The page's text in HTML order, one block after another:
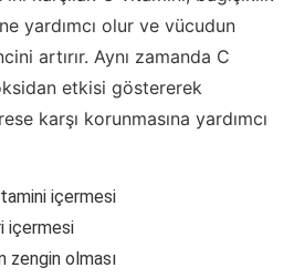
yardımcı olur ve vücudun
artırır. Aynı zamanda C
etkisi göstererek
karşı korunmasına yardımcı
içermesi
içermesi
zengin olması